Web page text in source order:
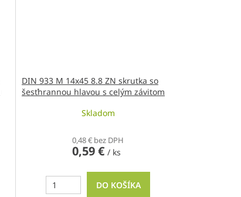
DIN 933 M 14x45 8.8 ZN skrutka so
šesťhrannou hlavou s celým závitom
Skladom
0,48 € bez DPH
0,59 €/ ks
DO KOŠÍKA